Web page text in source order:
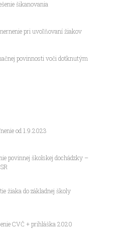
šikanovania
pri uvoľňovaní žiakov
povinnosti voči dotknutým
od 1.9.2023
povinnej školskej dochádzky –
žiaka do základnej školy
CVČ + prihláška 2020